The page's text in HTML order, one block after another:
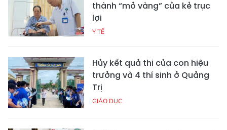
thành “mỏ vàng” của kẻ trục
lợi
Y TẾ
Hủy kết quả thi của con hiệu
trưởng và 4 thí sinh ở Quảng
Trị
GIÁO DỤC